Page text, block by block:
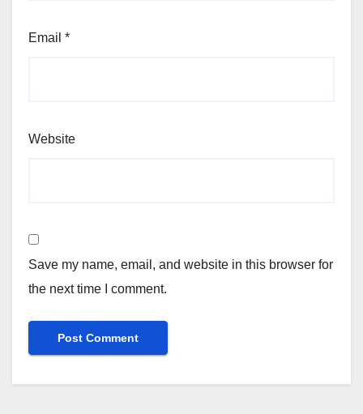
Email *
Website
Save my name, email, and website in this browser for
the next time I comment.